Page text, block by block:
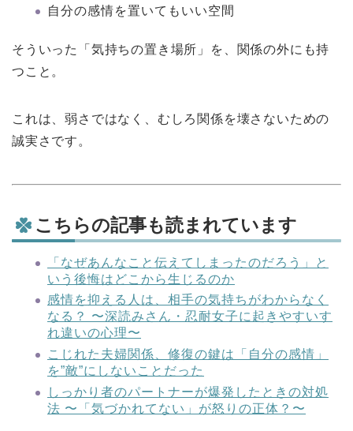
自分の感情を置いてもいい空間
そういった「気持ちの置き場所」を、関係の外にも持
つこと。
これは、弱さではなく、むしろ関係を壊さないための
誠実さです。
こちらの記事も読まれています
「なぜあんなこと伝えてしまったのだろう」と
いう後悔はどこから生じるのか
感情を抑える人は、相手の気持ちがわからなく
なる？ 〜深読みさん・忍耐女子に起きやすいす
れ違いの心理〜
こじれた夫婦関係、修復の鍵は「自分の感情」
を”敵”にしないことだった
しっかり者のパートナーが爆発したときの対処
法 〜「気づかれてない」が怒りの正体？〜